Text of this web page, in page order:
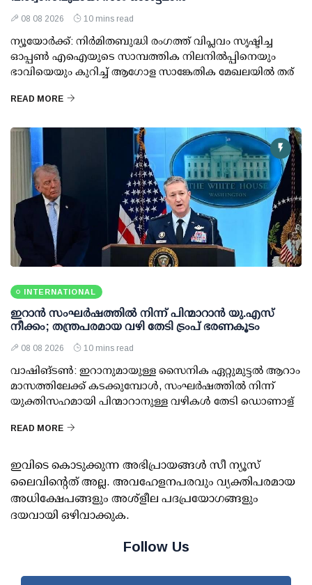
08 08 2026 10 mins read
ന്യൂയോര്‍ക്ക്: നിര്‍മിതബുദ്ധി രംഗത്ത് വിപ്ലവം സൃഷ്ടിച്ച
ഓപ്പണ്‍ എഐയുടെ സാമ്പത്തിക നിലനില്‍പ്പിനെയും
ഭാവിയെയും കുറിച്ച് ആഗോള സാങ്കേതിക മേഖലയില്‍ തര്
READ MORE
INTERNATIONAL
ഇറാന്‍ സംഘര്‍ഷത്തില്‍ നിന്ന് പിന്മാറാന്‍ യു.എസ്
നീക്കം; തന്ത്രപരമായ വഴി തേടി ട്രംപ് ഭരണകൂടം
08 08 2026 10 mins read
വാഷിങ്ടണ്‍: ഇറാനുമായുള്ള സൈനിക ഏറ്റുമുട്ടല്‍ ആറാം
മാസത്തിലേക്ക് കടക്കുമ്പോള്‍, സംഘര്‍ഷത്തില്‍ നിന്ന്
യുക്തിസഹമായി പിന്മാറാനുള്ള വഴികള്‍ തേടി ഡൊണാള്
READ MORE
ഇവിടെ കൊടുക്കുന്ന അഭിപ്രായങ്ങള്‍ സീ ന്യൂസ്
ലൈവിന്റെത് അല്ല. അവഹേളനപരവും വ്യക്തിപരമായ
അധിക്ഷേപങ്ങളും അശ്‌ളീല പദപ്രയോഗങ്ങളും
ദയവായി ഒഴിവാക്കുക.
Follow Us